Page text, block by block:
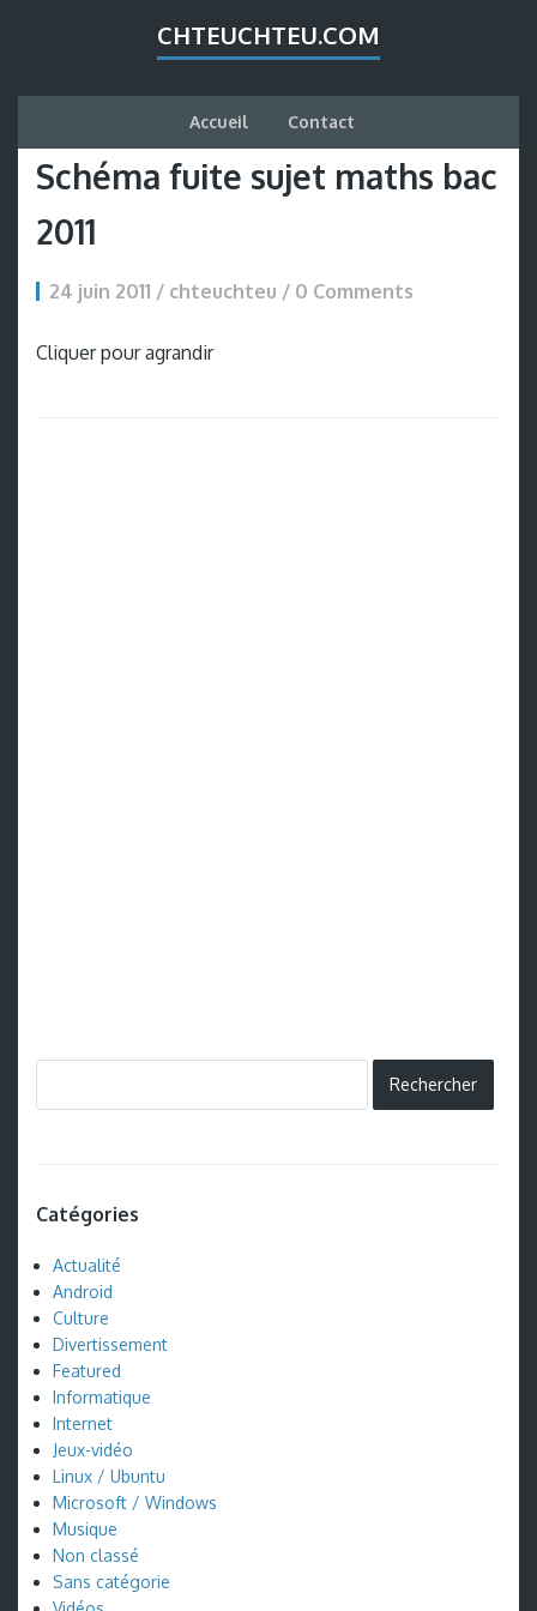
CHTEUCHTEU.COM
Accueil Contact
Schéma fuite sujet maths bac
2011
24 juin 2011 / chteuchteu / 0 Comments
Cliquer pour agrandir
Catégories
Actualité
Android
Culture
Divertissement
Featured
Informatique
Internet
Jeux-vidéo
Linux / Ubuntu
Microsoft / Windows
Musique
Non classé
Sans catégorie